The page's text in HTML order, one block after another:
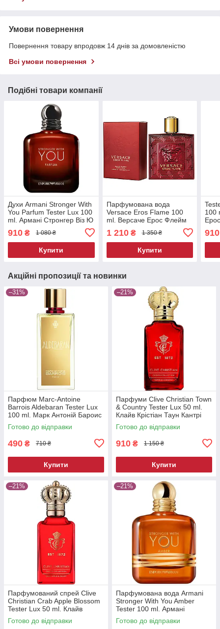
Умови повернення
Повернення товару впродовж 14 днів за домовленістю
Всі умови повернення
Подібні товари компанії
Духи Armani Stronger With
You Parfum Tester Lux 100
ml. Армані Стронгер Віз Ю
Парфум Тестер Люкс 100
мл.
910 ₴ 1 080 ₴
Купити
Парфумована вода
Versace Eros Flame 100
ml. Версаче Ерос Флейм
1 210₴ 1 350 ₴
Купити
100
910
Акційні пропозиції та новинки
–31%
Парфюм Marc-Antoine
Barrois Aldebaran Tester Lux
100 ml. Марк Антоній Бароис
Альдебаран Тестер Люкс 100
мл.
Готово до відправки
490 ₴ 710 ₴
Купити
–21%
Парфуми Clive Christian Town
& Country Tester Lux 50 ml.
Клайв Крістіан Таун Кантрі
Тестер Люкс 50 мл.
Готово до відправки
910 ₴ 1 150 ₴
Купити
–21%
Парфумований спрей Clive
Christian Crab Apple Blossom
Tester Lux 50 ml. Клайв
Крістіан Краб Епл Блоссом
Тестер Люкс 50 мл
Готово до відправки
–21%
Парфумована вода Armani
Stronger With You Amber
Tester 100 ml. Армані
Стронгер Віз Ю Амбер
Тестер 100 мл.
Готово до відправки